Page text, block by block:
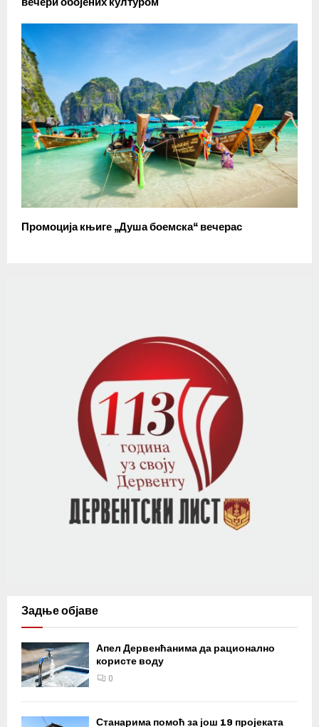
Промоција књиге „Душа боемска“ вечерас
Задње објаве
Апел Дервенћанима да рационално
користе воду
0
Станарима помоћ за још 19 пројеката